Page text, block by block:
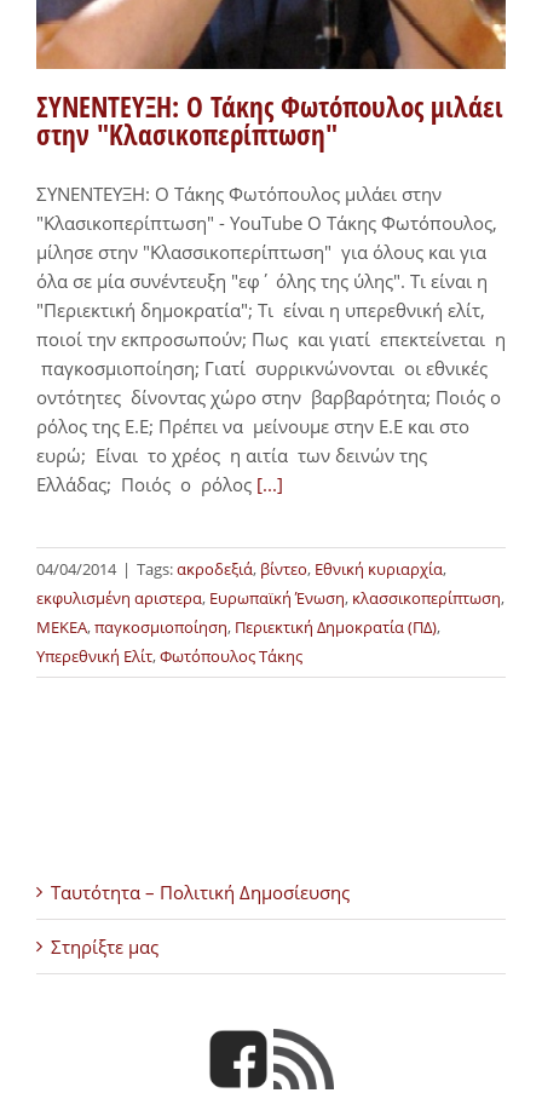
ΣΥΝΕΝΤΕΥΞΗ: Ο Τάκης Φωτόπουλος μιλάει
στην "Κλασικοπερίπτωση"
ΣΥΝΕΝΤΕΥΞΗ: Ο Τάκης Φωτόπουλος μιλάει στην
"Κλασικοπερίπτωση" - YouTube Ο Τάκης Φωτόπουλος,
μίλησε στην "Κλασσικοπερίπτωση" για όλους και για
όλα σε μία συνέντευξη "εφ΄ όλης της ύλης". Τι είναι η
"Περιεκτική δημοκρατία"; Τι είναι η υπερεθνική ελίτ,
ποιοί την εκπροσωπούν; Πως και γιατί επεκτείνεται η
παγκοσμιοποίηση; Γιατί συρρικνώνονται οι εθνικές
οντότητες δίνοντας χώρο στην βαρβαρότητα; Ποιός ο
ρόλος της Ε.Ε; Πρέπει να μείνουμε στην Ε.Ε και στο
ευρώ; Eίναι το χρέος η αιτία των δεινών της
Ελλάδας; Ποιός ο ρόλος [...]
04/04/2014 | Tags:ακροδεξιά, βίντεο, Εθνική κυριαρχία,
εκφυλισμένη αριστερα, Ευρωπαϊκή Ένωση, κλασσικοπερίπτωση,
ΜΕΚΕΑ,παγκοσμιοποίηση, Περιεκτική Δημοκρατία (ΠΔ),
Υπερεθνική Ελίτ,Φωτόπουλος Τάκης
Ταυτότητα – Πολιτική Δημοσίευσης
Στηρίξτε μας